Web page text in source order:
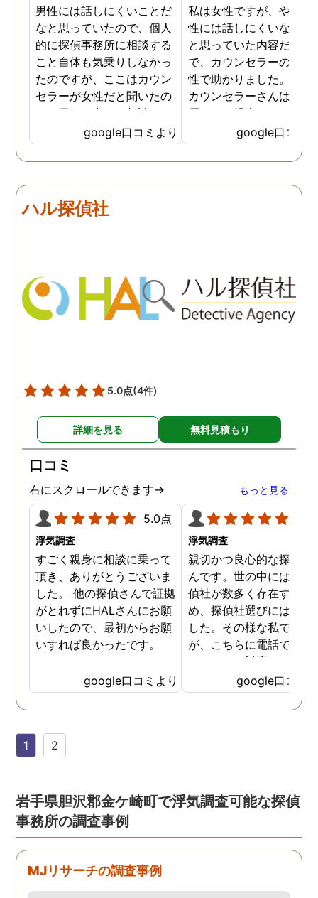
男性には話しにくいことだ
なと思っていたので、個人
的に探偵事務所に相談する
こと自体も気乗りしなかっ
たのですが、ここはカウン
セラーが女性だと聞いたの
で、勇気を出して相談して
みることにしました。感極
まって泣いてしまったり、
感情が表に出すぎてしまう
ださったので安心して悩み
を話せました。他はどうか
た私のケアをしっかりして
くださったおかげで、今は
元気に過ごせています。
google口コミより
私は女性ですが、やはり
性には話しにくいな。。
と思っていた内容だった
で、カウンセラーの方が
性で助かりました。MR
カウンセラーさんはすご
優しくて親身になって話
聞いてくれるので思わず
を流して話してしまいま
た。それほど自分がずっ
した、調査料金は決して
も東京駅前相談室にお願
して良かったと思ってい
す。
google口コミ
ハル探偵社
5.0点(4件)
詳細を見る 無料見積もり
口コミ
右にスクロールできます→ もっと見る
5.0点
浮気調査
すごく親身に相談に乗って
頂き、ありがとうございま
した。 他の探偵さんで証拠
がとれずにHALさんにお願
いしたので、最初からお願
いすれば良かったです。
google口コミより
浮気調査
親切かつ良心的な探偵社
んです。世の中には詐欺
偵社が数多く存在するた
め、探偵社選びには慎重
した。その様な私でした
が、こちらに電話で相談
たところ、対応された方
探偵のノウハウまで丁寧
教えて下さったのです。
用できると思い、早速お
ました。
google口コミ
1 2
岩手県胆沢郡金ケ崎町で浮気調査可能な探偵
事務所の調査事例
MJリサーチの調査事例